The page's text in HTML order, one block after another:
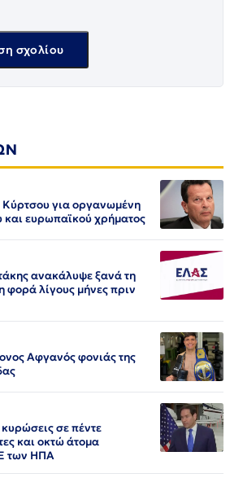
Κύρτσου για οργανωμένη
και ευρωπαϊκού χρήματος
ανακάλυψε ξανά τη
φορά λίγους μήνες πριν
Αφγανός φονιάς της
σε πέντε
και οκτώ άτομα
των ΗΠΑ